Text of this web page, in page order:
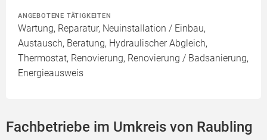
ANGEBOTENE TÄTIGKEITEN
Wartung, Reparatur, Neuinstallation / Einbau,
Austausch, Beratung, Hydraulischer Abgleich,
Thermostat, Renovierung, Renovierung / Badsanierung,
Energieausweis
Fachbetriebe im Umkreis von Raubling